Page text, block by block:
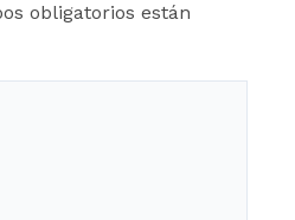
obligatorios están